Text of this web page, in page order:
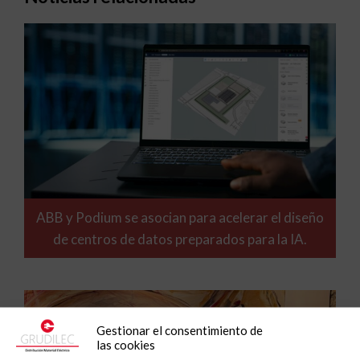
Gestionar el consentimiento de
las cookies
ABB y Podium se asocian para acelerar el diseño
de centros de datos preparados para la IA.